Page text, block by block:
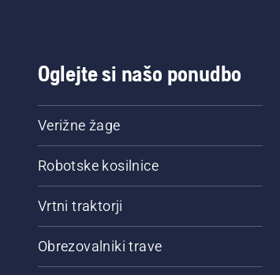
Oglejte si našo ponudbo
Verižne žage
Robotske kosilnice
Vrtni traktorji
Obrezovalniki trave